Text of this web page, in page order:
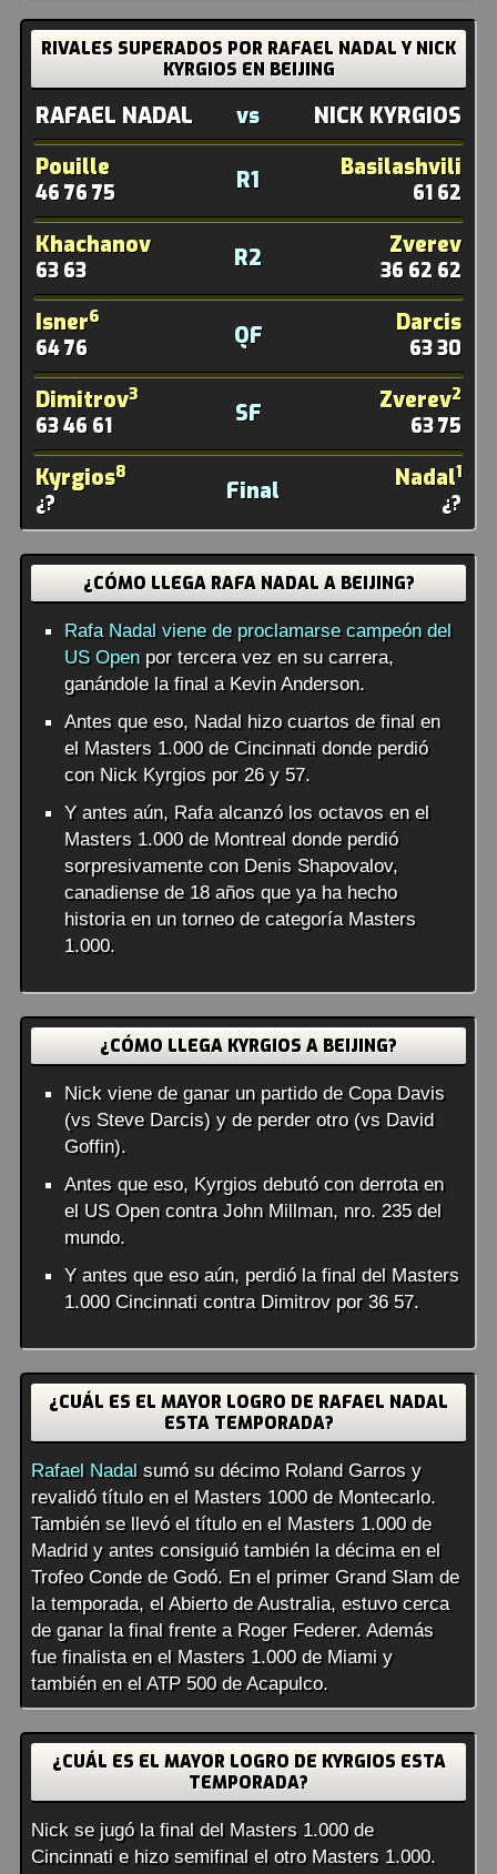
RIVALES SUPERADOS POR RAFAEL NADAL Y NICK
KYRGIOS EN BEIJING
RAFAEL NADAL vs
NICK KYRGIOS
Pouille
46 76 75 R1 Basilashvili
61 62
Khachanov
63 63 R2 Zverev
36 62 62
Isner6
64 76 QF Darcis
63 30
Dimitrov3
63 46 61 SF Zverev2
63 75
Kyrgios8
¿? Final Nadal1
¿?
¿CÓMO LLEGA RAFA NADAL A BEIJING?
Rafa Nadal viene de proclamarse campeón del
US Openpor tercera vez en su carrera,
ganándole la final a Kevin Anderson.
Antes que eso, Nadal hizo cuartos de final en
el Masters 1.000 de Cincinnati donde perdió
con Nick Kyrgios por 26 y 57.
Y antes aún, Rafa alcanzó los octavos en el
Masters 1.000 de Montreal donde perdió
sorpresivamente con Denis Shapovalov,
canadiense de 18 años que ya ha hecho
historia en un torneo de categoría Masters
1.000.
¿CÓMO LLEGA KYRGIOS A BEIJING?
Nick viene de ganar un partido de Copa Davis
(vs Steve Darcis) y de perder otro (vs David
Goffin).
Antes que eso, Kyrgios debutó con derrota en
el US Open contra John Millman, nro. 235 del
mundo.
Y antes que eso aún, perdió la final del Masters
1.000 Cincinnati contra Dimitrov por 36 57.
¿CUÁL ES EL MAYOR LOGRO DE RAFAEL NADAL
ESTA TEMPORADA?
Rafael Nadalsumó su décimo Roland Garros y
revalidó título en el Masters 1000 de Montecarlo.
También se llevó el título en el Masters 1.000 de
Madrid y antes consiguió también la décima en el
Trofeo Conde de Godó. En el primer Grand Slam de
la temporada, el Abierto de Australia, estuvo cerca
de ganar la final frente a Roger Federer. Además
fue finalista en el Masters 1.000 de Miami y
también en el ATP 500 de Acapulco.
¿CUÁL ES EL MAYOR LOGRO DE KYRGIOS ESTA
TEMPORADA?
Nick se jugó la final del Masters 1.000 de
Cincinnati e hizo semifinal el otro Masters 1.000.